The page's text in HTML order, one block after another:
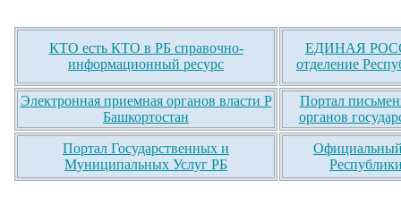
КТО есть КТО в РБ справочно-
информационный ресурс
ЕДИНАЯ
отделение
Электронная приемная органов власти Р
Башкортостан
Портал
органов
Портал Государственных и
Муниципальных Услуг РБ
Официальный